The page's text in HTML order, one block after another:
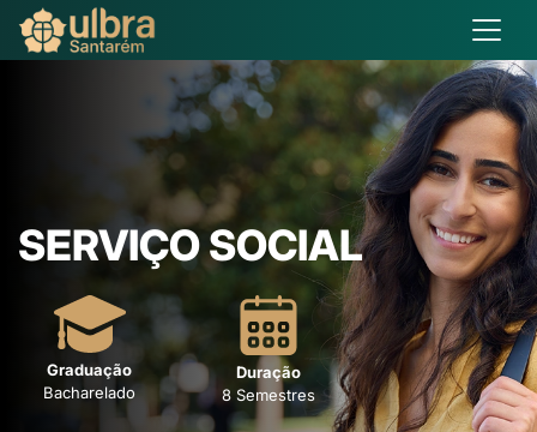
SERVIÇO SOCIAL
Graduação
Bacharelado
Duração
8 Semestres